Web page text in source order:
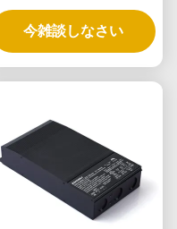
格、ユニバーサル照明用
途向け
今雑談しなさい